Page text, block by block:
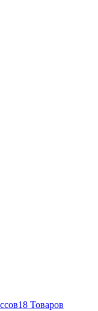
18 Товаров